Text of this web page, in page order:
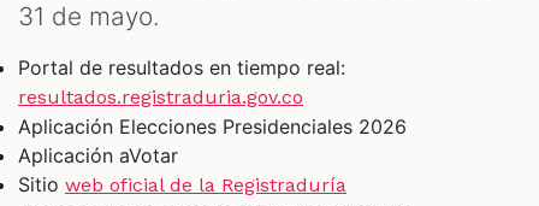
31 de mayo.
Portal de resultados en tiempo real:
resultados.registraduria.gov.co
Aplicación Elecciones Presidenciales 2026
Aplicación aVotar
Sitio web oficial de la Registraduría